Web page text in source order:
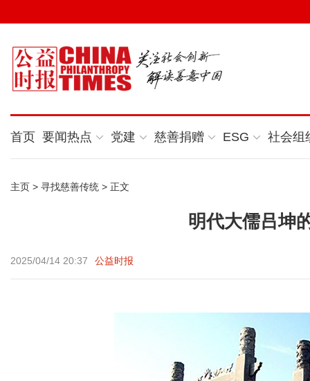
首页 要闻热点 党建 慈善捐赠 ESG 社会组
主页 > 寻找慈善传统 > 正文
明代大儒吕坤
2025/04/14 20:37 公益时报